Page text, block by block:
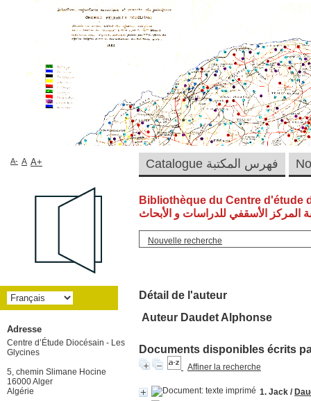
Bibliothèque du Centre d'étude
المركز الأسقفي للدراسات و الأبحاث
Nouvelle recherche
Détail de l'auteur
Auteur Daudet Alphonse
Documents disponibles écrits
Affiner la recherche
1. Jack /
Catalogue فهرس المكتبة A- A A+
Adresse
Centre d’Étude Diocésain - Les
Glycines
5, chemin Slimane Hocine
16000 Alger
Algérie